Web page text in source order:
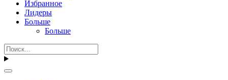
Избранное
Лидеры
Больше
Больше